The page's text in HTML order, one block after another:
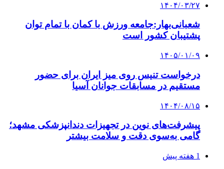
۱۴۰۴/۰۳/۲۷
شعبانی‌بهار:جامعه ورزش با کمان با تمام توان
پشتیبان کشور است
۱۴۰۵/۰۱/۰۹
درخواست تنیس روی میز ایران برای حضور
مستقیم در مسابقات جوانان آسیا
۱۴۰۴/۰۸/۱۵
پیشرفت‌های نوین در تجهیزات دندانپزشکی مشهد؛
گامی به‌سوی دقت و سلامت بیشتر
1 هفته پیش